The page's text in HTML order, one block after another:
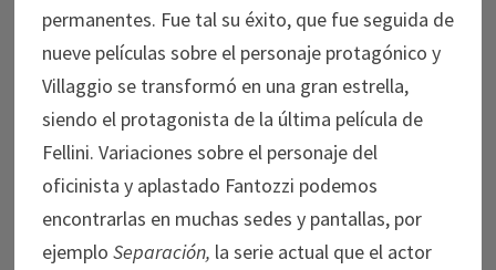
permanentes. Fue tal su éxito, que fue seguida de
nueve películas sobre el personaje protagónico y
Villaggio se transformó en una gran estrella,
siendo el protagonista de la última película de
Fellini. Variaciones sobre el personaje del
oficinista y aplastado Fantozzi podemos
encontrarlas en muchas sedes y pantallas, por
ejemplo Separación, la serie actual que el actor